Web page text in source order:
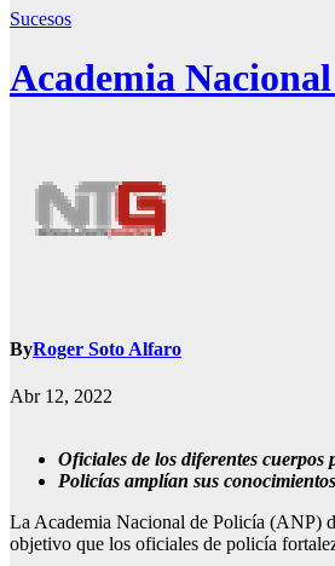
Sucesos
Academia
ByRoger Soto Alfaro
Abr 12, 2022
Oficiales de los diferentes cuerpos
Policías amplían sus
La Academia Nacional de Policía (ANP)
objetivo que los oficiales de policía